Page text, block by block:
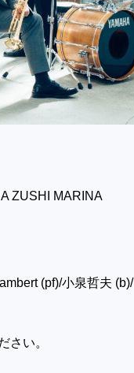
ZUSHI MARINA
(pf)/小泉哲夫 (b)/
さい。